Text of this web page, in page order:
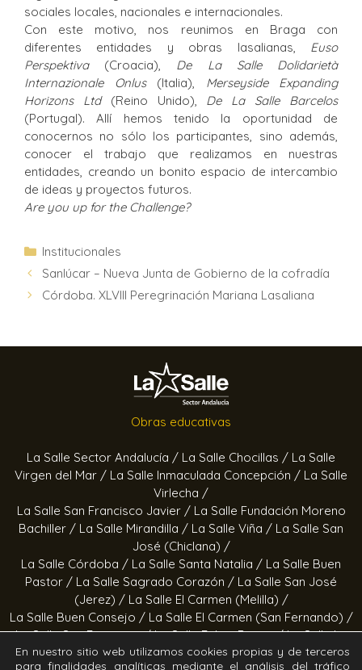
sociales locales, nacionales e internacionales.
Con este motivo, nos reunimos en Braga con
diferentes entidades y obras lasalianas, Euso
Perspektiva(Croacia), De La Salle Dolidarietà
Internazionale Onlus(Italia), Merseyside Expanding
Horizons Ltd(Reino Unido), De La Salle Barcelos
(Portugal). Allí hemos tenido la oportunidad de
conocernos no sólo los participantes, sino además,
conocer el trabajo que realizamos en nuestras
entidades, creando un bonito espacio de intercambio
de ideas y proyectos futuros.
Are you up for the Challenge?
Institucionales
Sanlúcar – Nueva Junta de Gobierno de la cofradía
Córdoba. XLVIII Peregrinación Mariana Lasaliana
Obras educativas
La Salle Sector Andalucía / La Salle Chocillas / La Salle
Virgen del Mar / La Salle Inmaculada Concepción / La Salle
Virlecha /
La Salle San Francisco Javier / La Salle Fundación Moreno
Bachiller / La Salle Mirandilla / La Salle Viña / La Salle San
José (Chiclana) /
La Salle Córdoba / La Salle Santa Natalia / La Salle Buen
Pastor / La Salle Sagrado Corazón / La Salle San José
(Jerez) / La Salle El Carmen (Melilla) /
La Salle Buen Consejo / La Salle El Carmen (San Fernando) /
La Salle San Francisco /La Salle Felipe Benito /La Salle La
Purísima
En nuestro sitio web utilizamos cookies propias y de terceros
para finalidades analíticas mediante el análisis del tráfico